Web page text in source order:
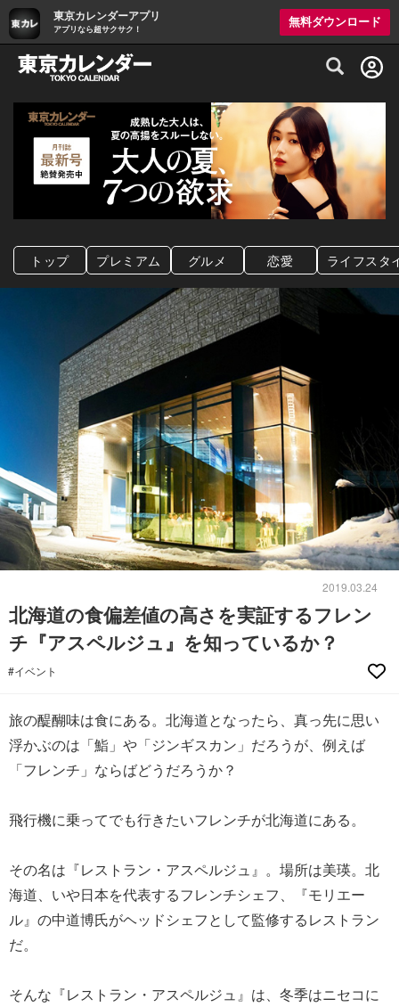
東京カレンダーアプリ
アプリなら超サクサク！
無料ダウンロード
グルメ情報・プレミアムレストラン予約
トップ プレミアム グルメ 恋愛 ライフスタ
2019.03.24
北海道の食偏差値の高さを実証するフレン
チ『アスペルジュ』を知っているか？
#イベント
旅の醍醐味は食にある。北海道となったら、真っ先に思い
浮かぶのは「鮨」や「ジンギスカン」だろうが、例えば
「フレンチ」ならばどうだろうか？
飛行機に乗ってでも行きたいフレンチが北海道にある。
その名は『レストラン・アスペルジュ』。場所は美瑛。北
海道、いや日本を代表するフレンチシェフ、『モリエー
ル』の中道博氏がヘッドシェフとして監修するレストラン
だ。
そんな『レストラン・アスペルジュ』は、冬季はニセコに